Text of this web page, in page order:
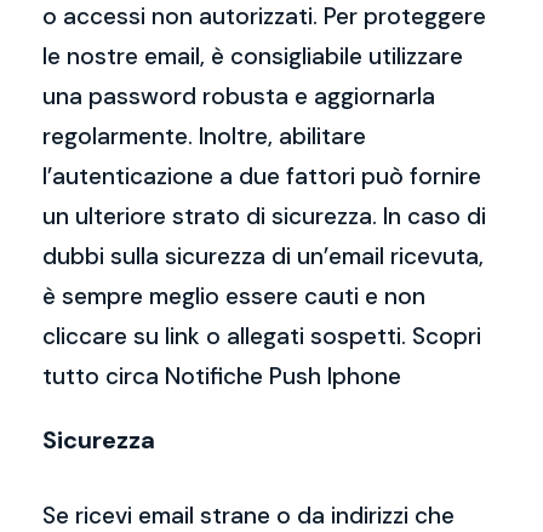
o accessi non autorizzati. Per proteggere
le nostre email, è consigliabile utilizzare
una password robusta e aggiornarla
regolarmente. Inoltre, abilitare
l’autenticazione a due fattori può fornire
un ulteriore strato di sicurezza. In caso di
dubbi sulla sicurezza di un’email ricevuta,
è sempre meglio essere cauti e non
cliccare su link o allegati sospetti. Scopri
tutto circa Notifiche Push Iphone
Sicurezza
Se ricevi email strane o da indirizzi che